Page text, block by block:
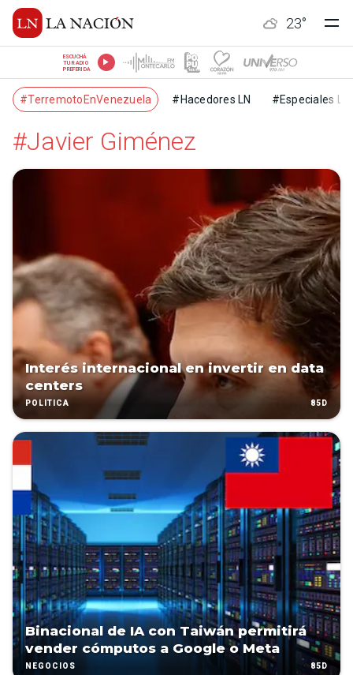
23°
ESCUCHÁ
TU RADIO
PREFERIDA
#TerremotoEnVenezuela #Hacedores LN #Especiales LN
#Javier Giménez
Interés internacional en invertir en data
centers
POLÍTICA 85D
Binacional de IA con Taiwán permitirá
vender cómputos a Google o Meta
NEGOCIOS 85D